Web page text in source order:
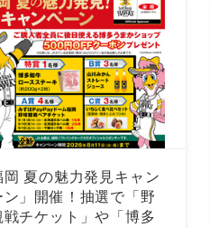
岡 夏の魅力発見キャン
ン」開催！抽選で「野
戦チケット」や「博多